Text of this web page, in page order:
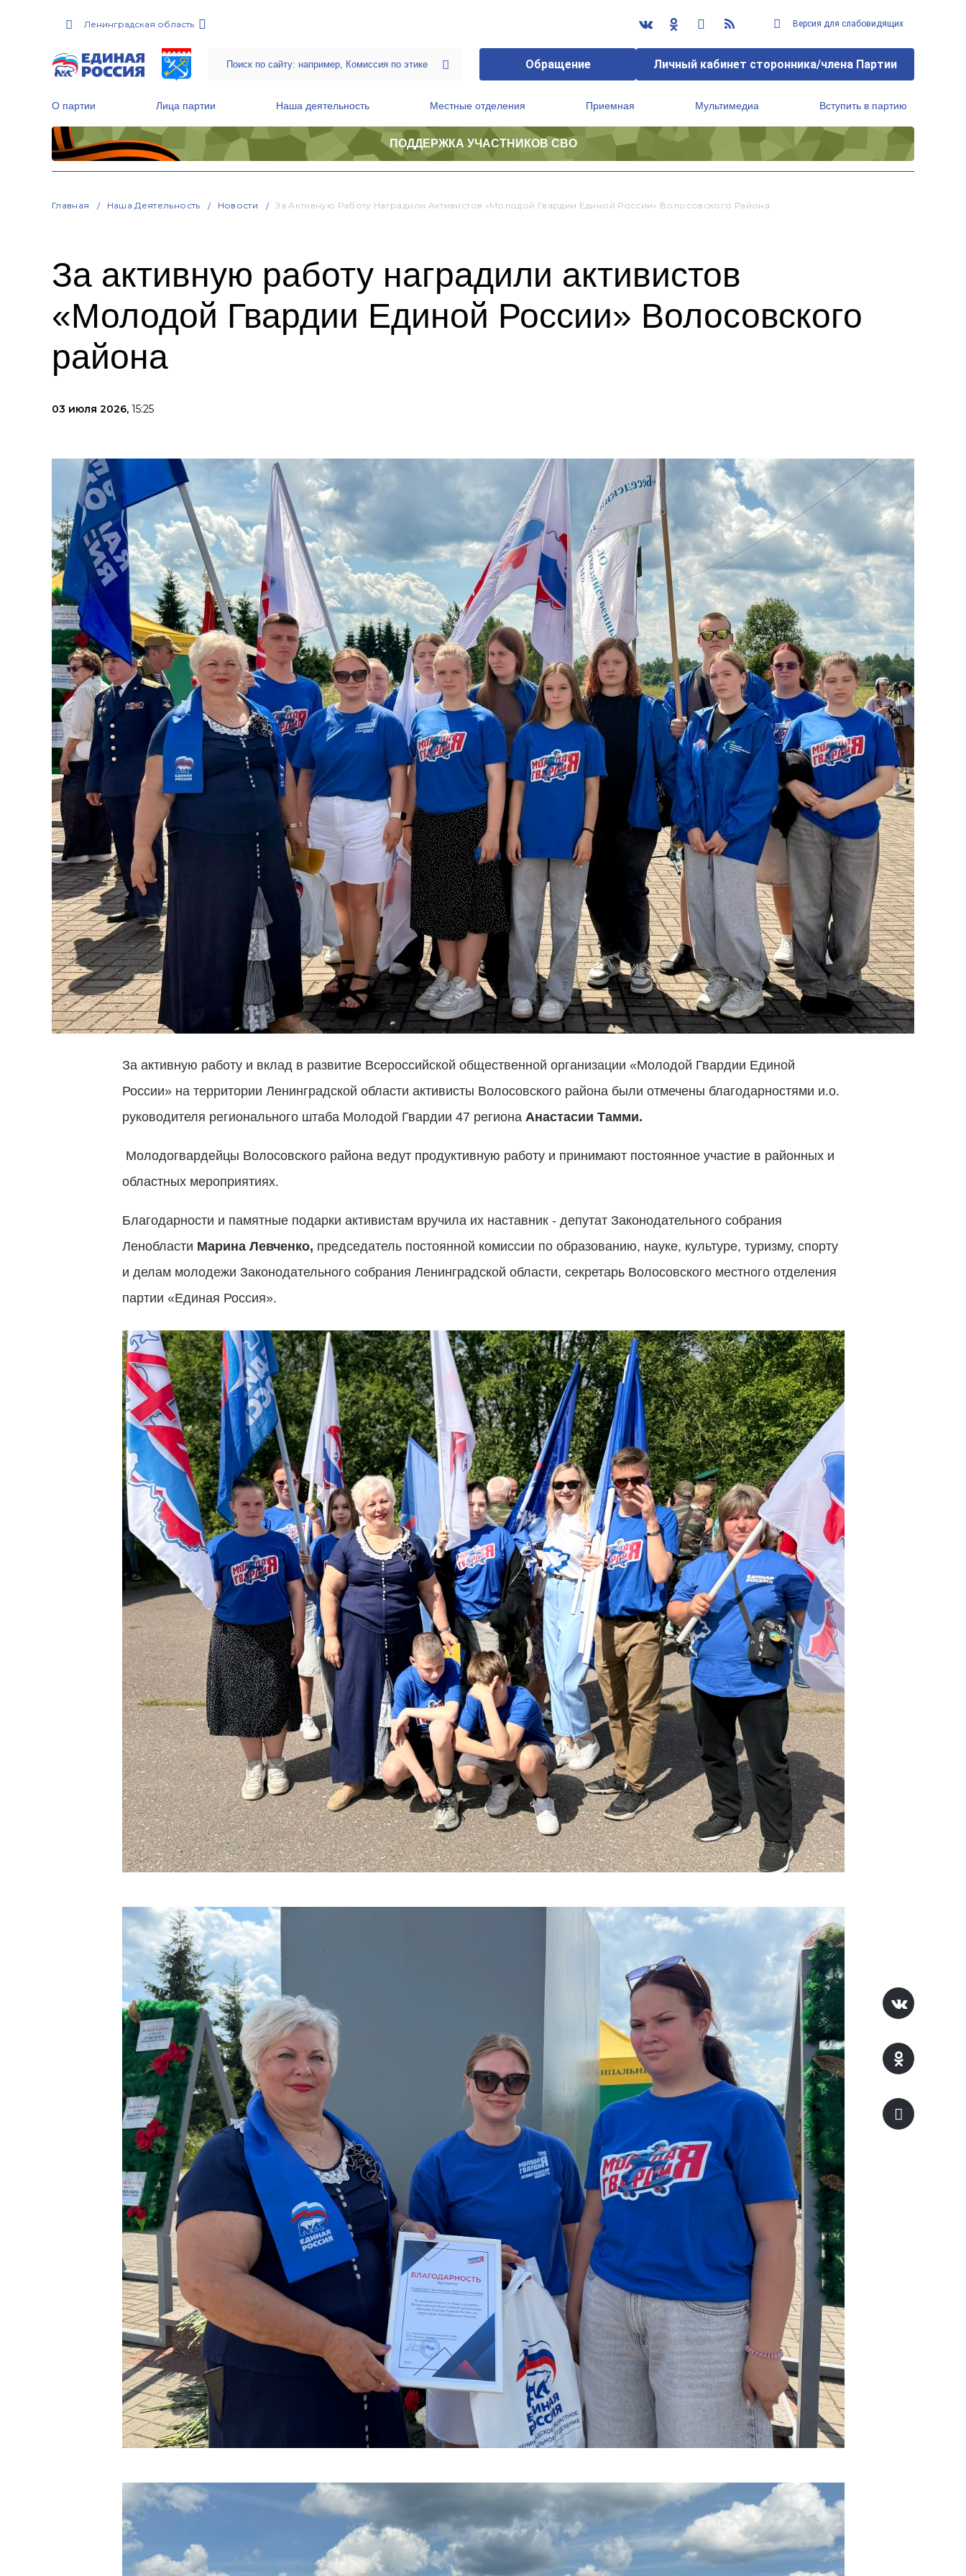
Ленинградская область Версия для слабовидящих
Обращение Личный кабинет сторонника/члена Партии
О партии Лица партии Наша деятельность Местные отделения Приемная Мультимедиа Вступить в партию
ПОДДЕРЖКА УЧАСТНИКОВ СВО
Главная Наша Деятельность Новости За Активную Работу Наградили Активистов «Молодой Гвардии Единой России» Волосовского Района
За активную работу наградили активистов
«Молодой Гвардии Единой России» Волосовского
района
03 июля 2026, 15:25
За активную работу и вклад в развитие Всероссийской общественной организации «Молодой Гвардии Единой
России» на территории Ленинградской области активисты Волосовского района были отмечены благодарностями и.о.
руководителя регионального штаба Молодой Гвардии 47 региона Анастасии Тамми.
Молодогвардейцы Волосовского района ведут продуктивную работу и принимают постоянное участие в районных и
областных мероприятиях.
Благодарности и памятные подарки активистам вручила их наставник - депутат Законодательного собрания
Ленобласти Марина Левченко, председатель постоянной комиссии по образованию, науке, культуре, туризму, спорту
и делам молодежи Законодательного собрания Ленинградской области, секретарь Волосовского местного отделения
партии «Единая Россия».